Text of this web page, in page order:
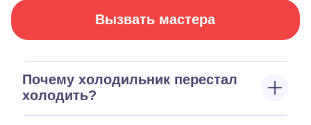
Вызвать мастера
Почему холодильник перестал
холодить?